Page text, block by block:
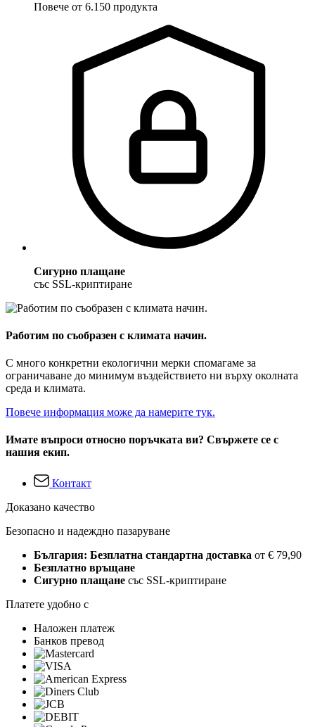
Повече от 6.150 продукта
Сигурно плащане
със SSL-криптиране
Работим по съобразен с климата начин.
С много конкретни екологични мерки спомагаме за
ограничаване до минимум въздействието ни върху околната
среда и климата.
Повече информация може да намерите тук.
Имате въпроси относно поръчката ви? Свържете се с
нашия екип.
Контакт
Доказано качество
Безопасно и надеждно пазаруване
България: Безплатна стандартна доставка от € 79,90
Безплатно връщане
Сигурно плащане със SSL-криптиране
Платете удобно с
Наложен платеж
Банков превод